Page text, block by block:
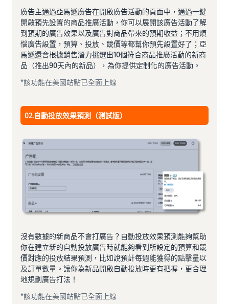
廣告主通過亞馬遜廣告在開啟廣告活動的頁面中，通過一鍵
開啟預先設置的商品推廣活動，你可以展開該廣告活動了解
到預期的廣告效果以及廣告對商品帶來的預期收益；不用煩
惱廣告設置，預算、投放、競價等都幫你預先設置好了；亞
馬遜還會根據銷售潛力挑選出10個符合商品推廣活動的新商
品（推出90天內的新品），為你提供定制化的廣告活動。
*該功能在美國站點已全面上線
02.自動投放效果預測（測試版）
沒有數據的新商品不會打廣告？自動投放效果預測能夠幫助
你在建立新的自動投放廣告時就能夠看到所設定的預算和競
價對應的投放結果預測，比如說預計每週能獲得的點擊量以
及訂單數量。讓你為新品開啟自動投放時更有把握，更合理
地規劃廣告打法！
*該功能在美國站點已全面上線